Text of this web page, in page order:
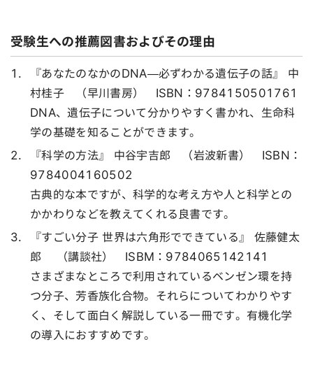
受験生への推薦図書およびその理由
『あなたのなかのDNA—必ずわかる遺伝子の話』 中
村桂子 （早川書房） ISBN：9784150501761
DNA、遺伝子について分かりやすく書かれ、生命科
学の基礎を知ることができます。
『科学の方法』 中谷宇吉郎 （岩波新書） ISBN：
9784004160502
古典的な本ですが、科学的な考え方や人と科学との
かかわりなどを教えてくれる良書です。
『すごい分子 世界は六角形でできている』 佐藤健太
郎 （講談社） ISBM：9784065142141
さまざまなところで利用されているベンゼン環を持
つ分子、芳香族化合物。それらについてわかりやす
く、そして面白く解説している一冊です。有機化学
の導入におすすめです。